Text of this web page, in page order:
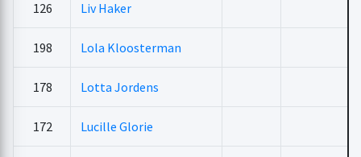
126 Liv Haker
198 Lola Kloosterman
178 Lotta Jordens
172 Lucille Glorie